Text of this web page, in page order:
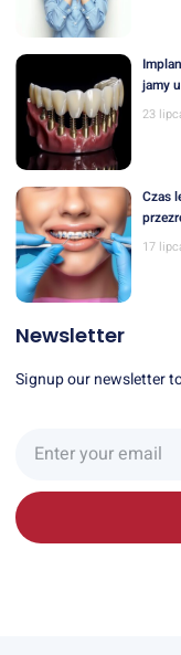
jamy
23
Czas
17
Newsletter
Signup our newsletter